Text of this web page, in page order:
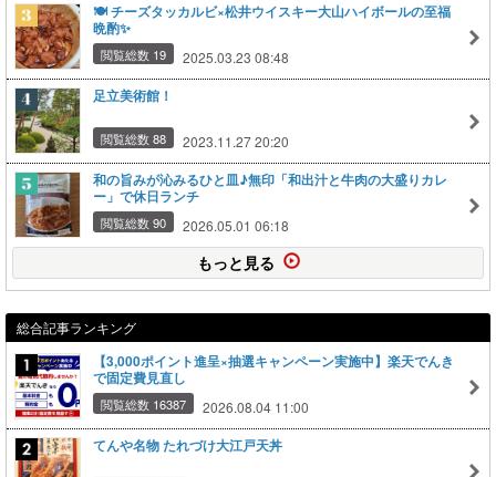
🍽️ チーズタッカルビ×松井ウイスキー大山ハイボールの至福
晩酌✨
閲覧総数 19 2025.03.23 08:48
足立美術館！
閲覧総数 88 2023.11.27 20:20
和の旨みが沁みるひと皿♪無印「和出汁と牛肉の大盛りカレ
ー」で休日ランチ
閲覧総数 90 2026.05.01 06:18
もっと見る
総合記事ランキング
【3,000ポイント進呈×抽選キャンペーン実施中】楽天でんき
で固定費見直し
閲覧総数 16387 2026.08.04 11:00
てんや名物 たれづけ大江戸天丼